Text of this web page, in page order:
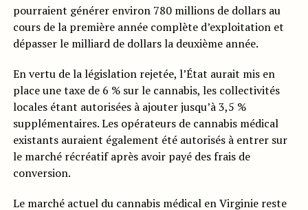
pourraient générer environ 780 millions de dollars au
cours de la première année complète d’exploitation et
dépasser le milliard de dollars la deuxième année.
En vertu de la législation rejetée, l’État aurait mis en
place une taxe de 6 % sur le cannabis, les collectivités
locales étant autorisées à ajouter jusqu’à 3,5 %
supplémentaires. Les opérateurs de cannabis médical
existants auraient également été autorisés à entrer sur
le marché récréatif après avoir payé des frais de
conversion.
Le marché actuel du cannabis médical en Virginie reste